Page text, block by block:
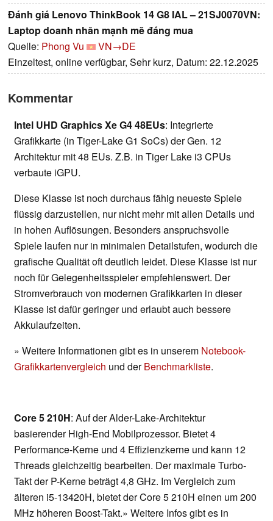
Đánh giá Lenovo ThinkBook 14 G8 IAL – 21SJ0070VN:
Laptop doanh nhân mạnh mẽ đáng mua
Quelle: Phong Vu
VN→DE
Einzeltest, online verfügbar, Sehr kurz, Datum: 22.12.2025
Kommentar
Intel UHD Graphics Xe G4 48EUs: Integrierte
Grafikkarte (in Tiger-Lake G1 SoCs) der Gen. 12
Architektur mit 48 EUs. Z.B. in Tiger Lake i3 CPUs
verbaute iGPU.
Diese Klasse ist noch durchaus fähig neueste Spiele
flüssig darzustellen, nur nicht mehr mit allen Details und
in hohen Auflösungen. Besonders anspruchsvolle
Spiele laufen nur in minimalen Detailstufen, wodurch die
grafische Qualität oft deutlich leidet. Diese Klasse ist nur
noch für Gelegenheitsspieler empfehlenswert. Der
Stromverbrauch von modernen Grafikkarten in dieser
Klasse ist dafür geringer und erlaubt auch bessere
Akkulaufzeiten.
» Weitere Informationen gibt es in unserem Notebook-
Grafikkartenvergleich und derBenchmarkliste.
Core 5 210H: Auf der Alder-Lake-Architektur
basierender High-End Mobilprozessor. Bietet 4
Performance-Kerne und 4 Effizienzkerne und kann 12
Threads gleichzeitig bearbeiten. Der maximale Turbo-
Takt der P-Kerne beträgt 4,8 GHz. Im Vergleich zum
älteren i5-13420H, bietet der Core 5 210H einen um 200
MHz höheren Boost-Takt.» Weitere Infos gibt es in